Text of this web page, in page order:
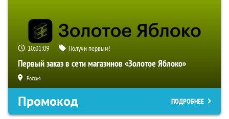
10:01:08 Получи первым!
Первый заказ в сети магазинов «Золотое Яблоко»
Россия
Промокод ПОДРОБНЕЕ